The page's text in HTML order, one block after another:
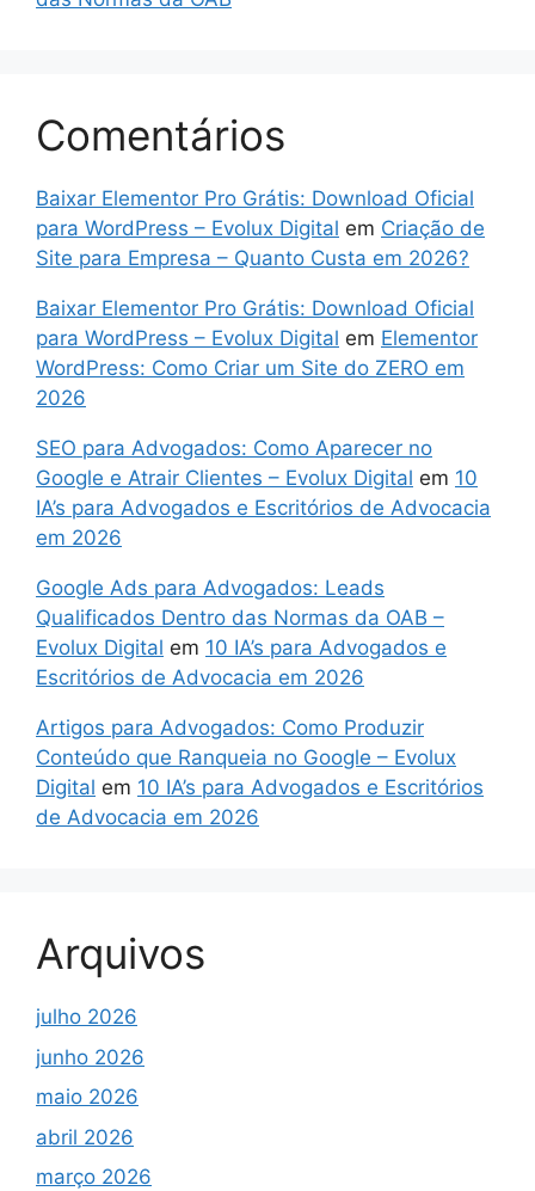
Comentários
Baixar Elementor Pro Grátis: Download Oficial
para WordPress – Evolux Digital em Criação de
Site para Empresa – Quanto Custa em 2026?
Baixar Elementor Pro Grátis: Download Oficial
para WordPress – Evolux Digital em Elementor
WordPress: Como Criar um Site do ZERO em
2026
SEO para Advogados: Como Aparecer no
Google e Atrair Clientes – Evolux Digital em 10
IA’s para Advogados e Escritórios de Advocacia
em 2026
Google Ads para Advogados: Leads
Qualificados Dentro das Normas da OAB –
Evolux Digital em 10 IA’s para Advogados e
Escritórios de Advocacia em 2026
Artigos para Advogados: Como Produzir
Conteúdo que Ranqueia no Google – Evolux
Digital em 10 IA’s para Advogados e Escritórios
de Advocacia em 2026
Arquivos
julho 2026
junho 2026
maio 2026
abril 2026
março 2026